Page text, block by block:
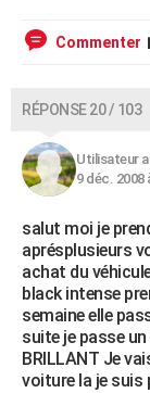
Commenter
RÉPONSE 20 / 103
Utilisateur
9 déc. 2008
salut moi je
aprésplusieurs
achat du
black intense
semaine elle
suite je passe
BRILLANT Je
voiture la je suis